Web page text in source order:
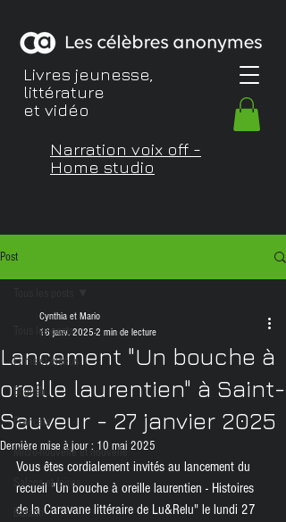
Livres jeunesse,
littérature
et vidéo
Narration voix off -
Home studio
Post
Tous les posts
Films et vidéos
English
Français
Micro-nouvelle et nouvelle
Salons et foires
Balado
Lancement "Un bouche à
oreille laurentien" à Saint-
Sauveur - 27 janvier 2025
Cynthia et Mario
16 janv. 2025 2 min de lecture
Dernière mise à jour : 10 mai 2025
Vous êtes cordialement invités au lancement du
recueil "Un bouche à oreille laurentien - Histoires
de la Caravane littéraire de Lu&Relu" le lundi 27